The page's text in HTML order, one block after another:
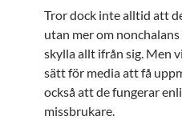
Tror dock inte alltid att
utan mer om
skylla allt ifrån sig. Men
sätt för media att få
också att de fungerar
missbrukare.